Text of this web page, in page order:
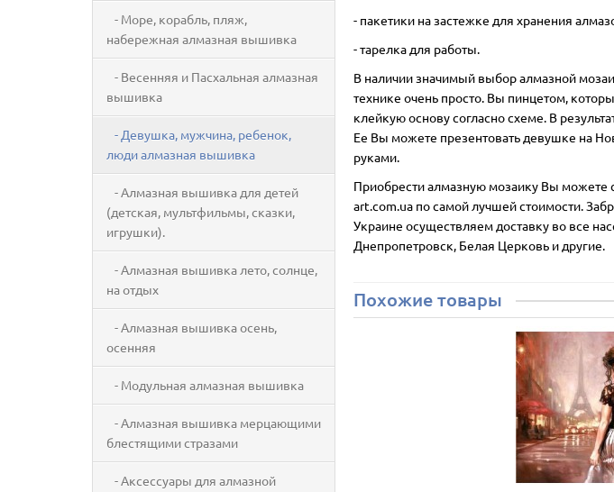
- Море, корабль, пляж,
набережная алмазная вышивка
- Весенняя и Пасхальная алмазная
вышивка
- Девушка, мужчина, ребенок,
люди алмазная вышивка
- Алмазная вышивка для детей
(детская, мультфильмы, сказки,
игрушки).
- Алмазная вышивка лето, солнце,
на отдых
- Алмазная вышивка осень,
осенняя
- Модульная алмазная вышивка
- Алмазная вышивка мерцающими
блестящими стразами
- Аксессуары для алмазной
- пакетики на застежке для хранения
- тарелка для работы.
В наличии значимый выбор алмазной
технике очень просто. Вы пинцетом,
клейкую основу согласно схеме. В
Ее Вы можете презентовать девушке на
руками.
Приобрести алмазную мозаику Вы можете
art.com.ua по самой лучшей стоимости.
Украине осуществляем доставку во все
Днепропетровск, Белая Церковь и другие.
Похожие товары